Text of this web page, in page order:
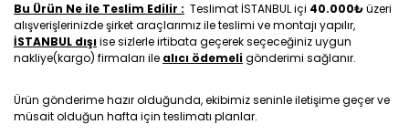
Bu Ürün Ne ile Teslim Edilir : Teslimat İSTANBUL içi 40.000₺üzeri
alışverişlerinizde şirket araçlarımız ile teslimi ve montajı yapılır,
İSTANBUL dışıise sizlerle irtibata geçerek seçeceğiniz uygun
nakliye(kargo) firmaları ile alıcı ödemeligönderimi sağlanır.
Ürün gönderime hazır olduğunda, ekibimiz seninle iletişime geçer ve
müsait olduğun hafta için teslimatı planlar.